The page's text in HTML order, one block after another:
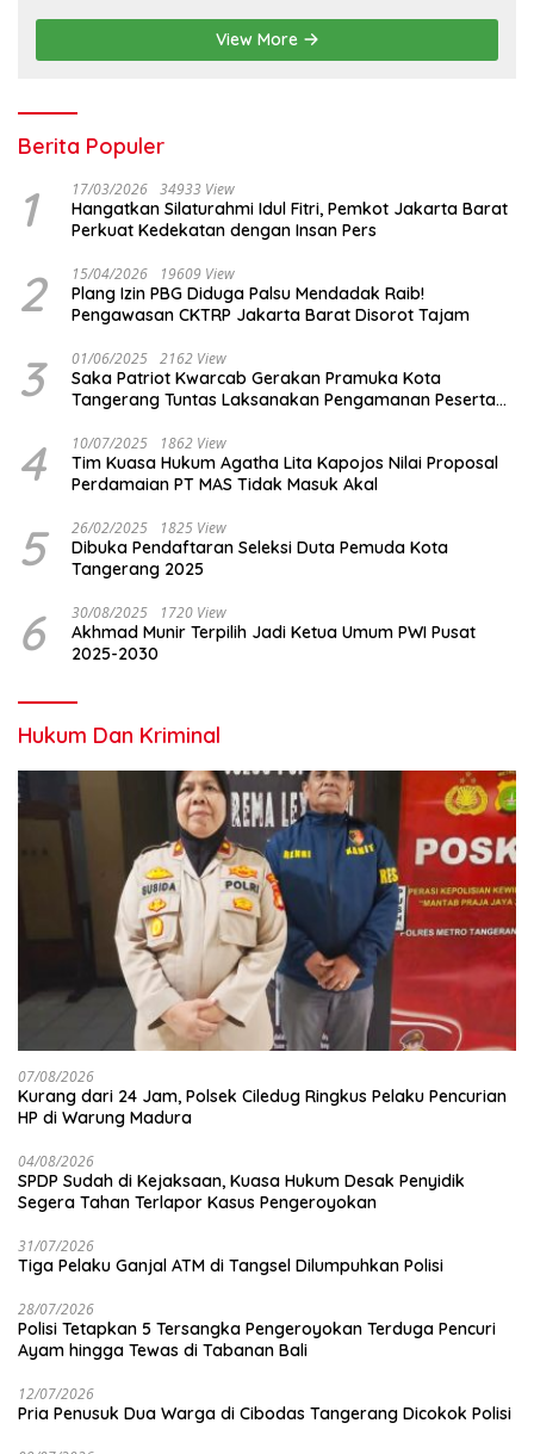
View More
Berita Populer
1 17/03/2026 34933 View
Hangatkan Silaturahmi Idul Fitri, Pemkot Jakarta Barat
Perkuat Kedekatan dengan Insan Pers
2 15/04/2026 19609 View
Plang Izin PBG Diduga Palsu Mendadak Raib!
Pengawasan CKTRP Jakarta Barat Disorot Tajam
3 01/06/2025 2162 View
Saka Patriot Kwarcab Gerakan Pramuka Kota
Tangerang Tuntas Laksanakan Pengamanan Peserta
4 10/07/2025 1862 View
Tim Kuasa Hukum Agatha Lita Kapojos Nilai Proposal
Perdamaian PT MAS Tidak Masuk Akal
5 26/02/2025 1825 View
Dibuka Pendaftaran Seleksi Duta Pemuda Kota
Tangerang 2025
6 30/08/2025 1720 View
Akhmad Munir Terpilih Jadi Ketua Umum PWI Pusat
2025-2030
Hukum Dan Kriminal
07/08/2026
Kurang dari 24 Jam, Polsek Ciledug Ringkus Pelaku Pencurian
HP di Warung Madura
04/08/2026
SPDP Sudah di Kejaksaan, Kuasa Hukum Desak Penyidik
Segera Tahan Terlapor Kasus Pengeroyokan
31/07/2026
Tiga Pelaku Ganjal ATM di Tangsel Dilumpuhkan Polisi
28/07/2026
Polisi Tetapkan 5 Tersangka Pengeroyokan Terduga Pencuri
Ayam hingga Tewas di Tabanan Bali
12/07/2026
Pria Penusuk Dua Warga di Cibodas Tangerang Dicokok Polisi